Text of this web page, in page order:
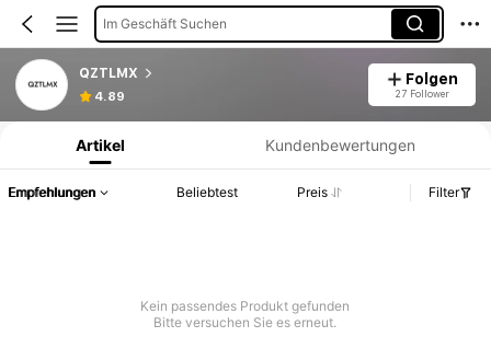
Im Geschäft Suchen
QZTLMX
4.89
Folgen
27 Follower
Produktinformation: Preisangabe, Verkaufs- und Lagerbestandsdetails.
Artikel Kundenbewertungen
Empfehlungen Beliebtest Preis Filter
Kein passendes Produkt gefunden
Bitte versuchen Sie es erneut.